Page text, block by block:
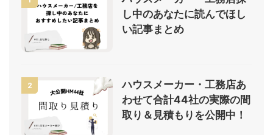
し中のあなたに読んでほし
い記事まとめ
2
ハウスメーカー・工務店あ
わせて合計44社の実際の間
取り＆見積もりを公開中！